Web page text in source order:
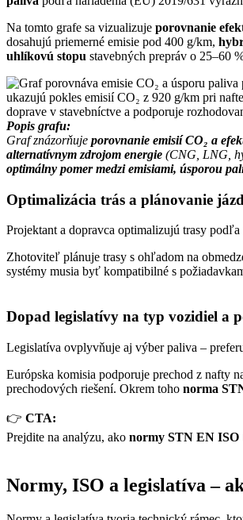
Na tomto grafe sa vizualizuje porovnanie
dosahujú priemerné emisie pod 400 g/km,
uhlíkovú stopu stavebných prepráv o 25–60
Popis grafu:
Graf znázorňuje porovnanie emisií CO₂ a
alternatívnym zdrojom energie (CNG, LNG,
optimálny pomer medzi emisiami, úsporou
Optimalizácia trás a plánovanie jázd
Projektant a dopravca optimalizujú trasy
Zhotoviteľ plánuje trasy s ohľadom na
systémy musia byť kompatibilné s
Dopad legislatívy na typ vozidiel a
Legislatíva ovplyvňuje aj výber paliva –
Európska komisia podporuje prechod z nafty
prechodových riešení. Okrem toho norma
👉 CTA:
Prejdite na analýzu, ako normy STN EN ISO
Normy, ISO a legislatíva –